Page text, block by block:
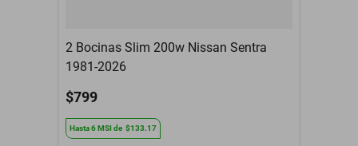
2 Bocinas Slim 200w Nissan Sentra
1981-2026
$799
Hasta6MSIde $133.17